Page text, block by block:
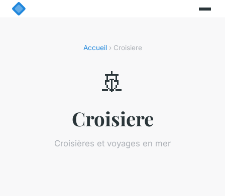
Accueil› Croisiere
🚢
Croisiere
Croisières et voyages en mer